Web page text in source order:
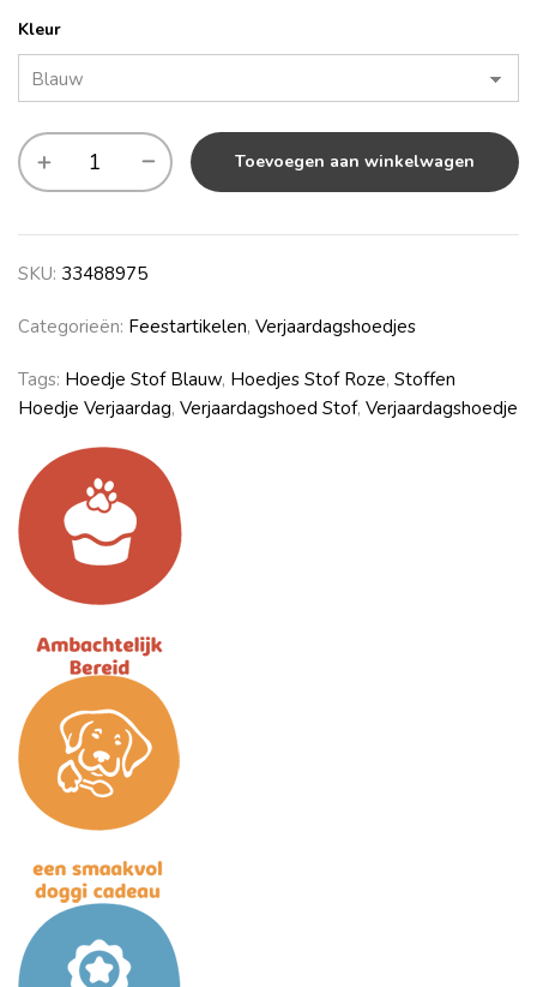
Kleur
Toevoegen aan winkelwagen
SKU: 33488975
Categorieën: Feestartikelen, Verjaardagshoedjes
Tags: Hoedje Stof Blauw, Hoedjes Stof Roze, Stoffen
Hoedje Verjaardag, Verjaardagshoed Stof, Verjaardagshoedje